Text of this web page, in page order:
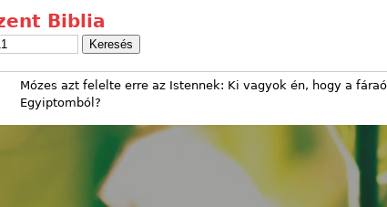
Biblia
Mózes azt felelte erre az Istennek: Ki vagyok én, hogy a
Egyiptomból?